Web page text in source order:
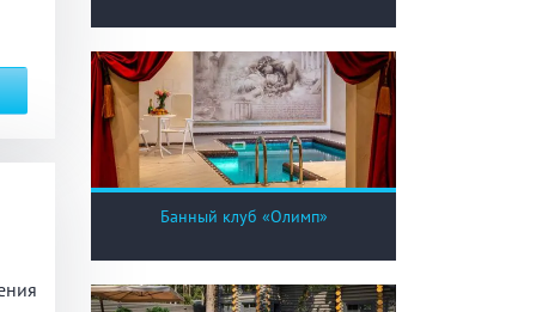
Банный клуб «Олимп»